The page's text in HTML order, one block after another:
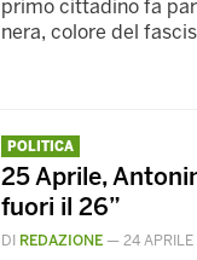
primo cittadino fa
nera, colore del
POLITICA
25 Aprile,
fuori il 26”
DI REDAZIONE — 24